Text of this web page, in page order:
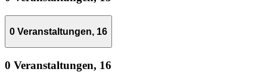
0 Veranstaltungen, 16
0 Veranstaltungen, 16